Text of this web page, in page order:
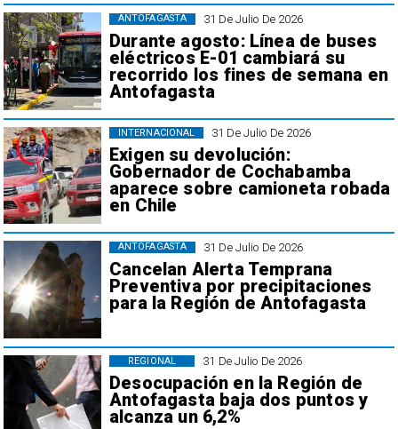
31 De Julio De 2026
Durante agosto: Línea de buses
eléctricos E-01 cambiará su
recorrido los fines de semana en
Antofagasta
ANTOFAGASTA
31 De Julio De 2026
Exigen su devolución:
Gobernador de Cochabamba
aparece sobre camioneta robada
en Chile
INTERNACIONAL
31 De Julio De 2026
Cancelan Alerta Temprana
Preventiva por precipitaciones
para la Región de Antofagasta
ANTOFAGASTA
31 De Julio De 2026
Desocupación en la Región de
Antofagasta baja dos puntos y
alcanza un 6,2%
REGIONAL